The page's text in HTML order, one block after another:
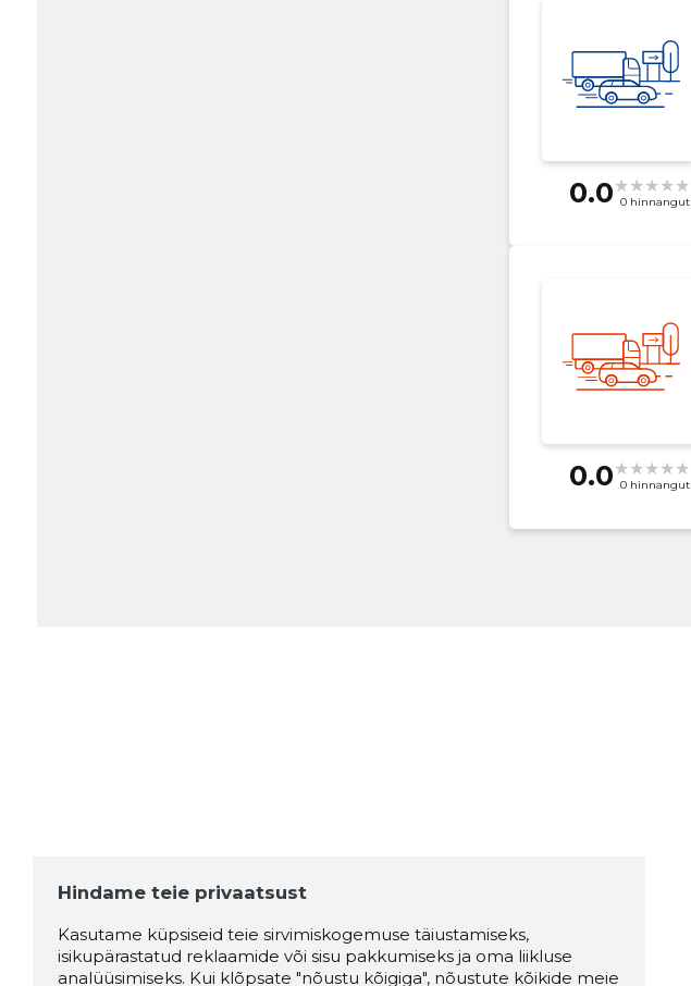
0.0 0 hinnangut
0.0 0 hinnangut
Hindame teie privaatsust
Kasutame küpsiseid teie sirvimiskogemuse täiustamiseks,
isikupärastatud reklaamide või sisu pakkumiseks ja oma liikluse
analüüsimiseks. Kui klõpsate "nõustu kõigiga", nõustute kõikide meie